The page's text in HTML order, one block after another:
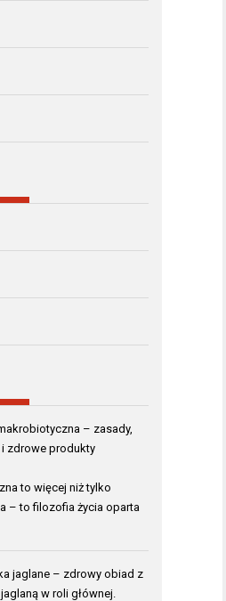
– zasady,
zdrowe produkty
to więcej niż tylko
– to filozofia życia oparta
jaglane – zdrowy obiad z
w roli głównej.